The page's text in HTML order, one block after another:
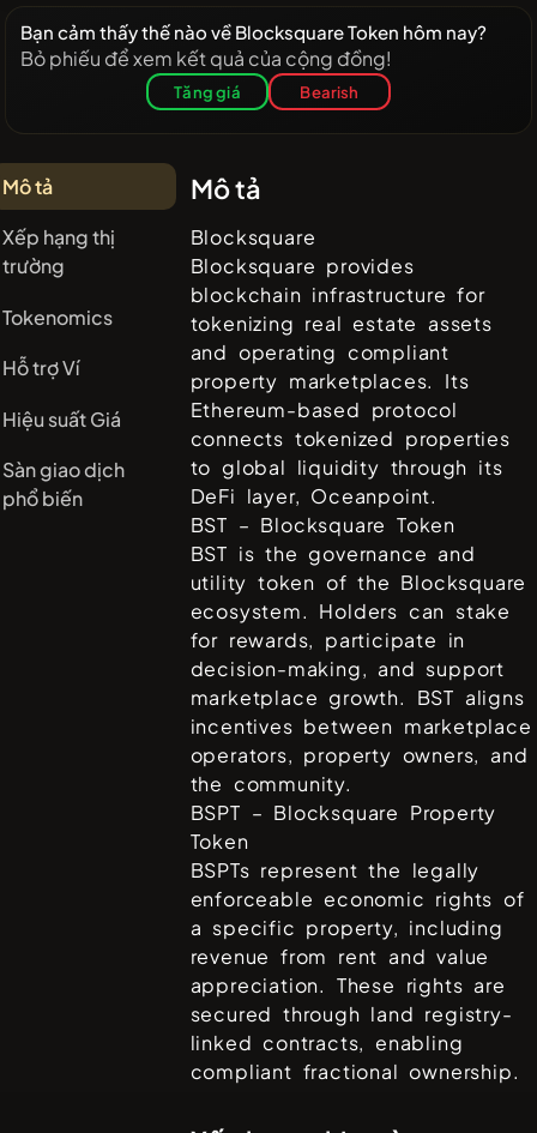
Bạn cảm thấy thế nào về Blocksquare Token hôm nay?
Bỏ phiếu để xem kết quả của cộng đồng!
Tăng giá Bearish
Mô tả
Xếp hạng thị
trường
Tokenomics
Hỗ trợ Ví
Hiệu suất Giá
Sàn giao dịch
phổ biến
Mô tả
Blocksquare
Blocksquare provides
blockchain infrastructure for
tokenizing real estate assets
and operating compliant
property marketplaces. Its
Ethereum-based protocol
connects tokenized properties
to global liquidity through its
DeFi layer, Oceanpoint.
BST – Blocksquare Token
BST is the governance and
utility token of the Blocksquare
ecosystem. Holders can stake
for rewards, participate in
decision-making, and support
marketplace growth. BST aligns
incentives between marketplace
operators, property owners, and
the community.
BSPT – Blocksquare Property
Token
BSPTs represent the legally
enforceable economic rights of
a specific property, including
revenue from rent and value
appreciation. These rights are
secured through land registry-
linked contracts, enabling
compliant fractional ownership.